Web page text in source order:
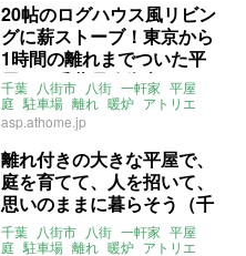
20帖のログハウス風リビン
グに薪ストーブ！東京から
1時間の離れまでついた平
屋。（千葉県八街市166㎡
の売買物件）
千葉 八街市 八街 一軒家 平屋
庭 駐車場 離れ 暖炉 アトリエ
ドッグラン 3LDK
ライター：山中みく
asp.athome.jp
離れ付きの大きな平屋で、
庭を育てて、人を招いて、
思いのままに暮らそう（千
葉県八街市166㎡の売買物
件）
千葉 八街市 八街 一軒家 平屋
庭 駐車場 離れ 暖炉 アトリエ